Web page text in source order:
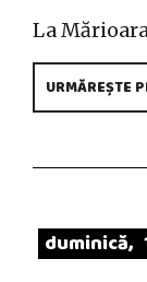
La
URMĂREȘTE
duminică